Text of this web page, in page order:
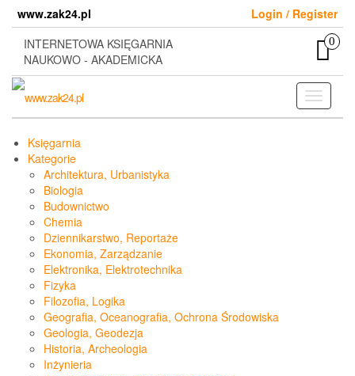
content
www.zak24.pl
Login / Register
INTERNETOWA KSIĘGARNIA
NAUKOWO - AKADEMICKA
0
Toggle
Księgarnia
Kategorie
Architektura, Urbanistyka
Biologia
Budownictwo
Chemia
Dziennikarstwo, Reportaże
Ekonomia, Zarządzanie
Elektronika, Elektrotechnika
Fizyka
Filozofia, Logika
Geografia, Oceanografia, Ochrona Środowiska
Geologia, Geodezja
Historia, Archeologia
Inżynieria